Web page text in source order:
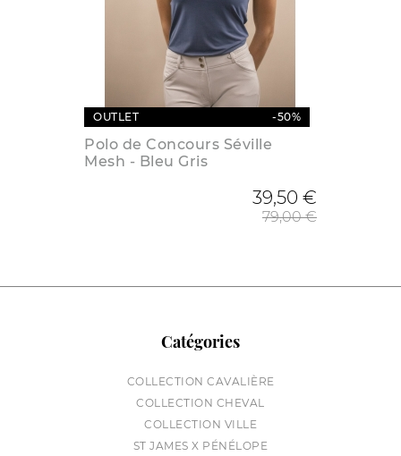
OUTLET -50%
Polo de Concours Séville
Mesh - Bleu Gris
39,50 €
79,00 €
Catégories
COLLECTION CAVALIÈRE
COLLECTION CHEVAL
COLLECTION VILLE
ST JAMES X PÉNÉLOPE